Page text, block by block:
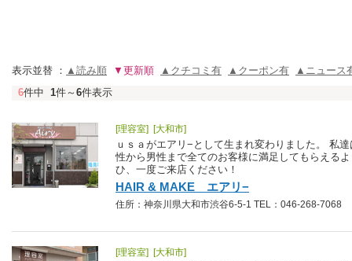
表示並替 ： ▲読み順 ▼更新順 ▲クチコミ有 ▲クーポン有
▲ニュース
6件中 1件～ 6件表示
[理容室] [大和市]
ｕｓａがエアリ−として生まれ変わりました。 私
性から男性まで全てのお客様に満足してもらえる
ひ、一度ご来店ください！
HAIR & MAKE エアリ−
住所：神奈川県大和市渋谷6-5-1 TEL：046-268-7068
[理容室] [大和市]